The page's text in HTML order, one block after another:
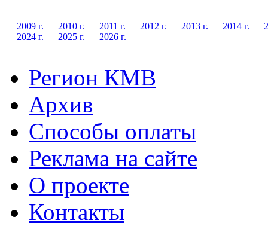
2009 г. 2010 г. 2011 г. 2012 г. 2013 г. 2014 г.
2024 г.
2025 г. 2026 г.
Регион КМВ
Архив
Способы оплаты
Реклама на сайте
О проекте
Контакты